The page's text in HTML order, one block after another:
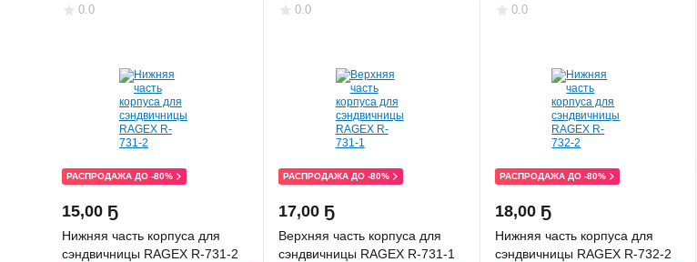
0.0
РАСПРОДАЖА ДО -80%
15,00 Ҕ
Нижняя часть корпуса для
сэндвичницы RAGEX R-731-2
0.0
РАСПРОДАЖА ДО -80%
17,00 Ҕ
Верхняя часть корпуса для
сэндвичницы RAGEX R-731-1
0.0
РАСПРОДАЖА ДО -80%
18,00 Ҕ
Нижняя часть корпуса для
сэндвичницы RAGEX R-732-2